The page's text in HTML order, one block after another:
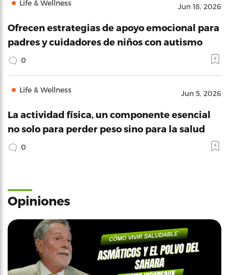
Life & Wellness Jun 18, 2026
Ofrecen estrategias de apoyo emocional para
padres y cuidadores de niños con autismo
0
Life & Wellness Jun 5, 2026
La actividad física, un componente esencial
no solo para perder peso sino para la salud
0
Opiniones